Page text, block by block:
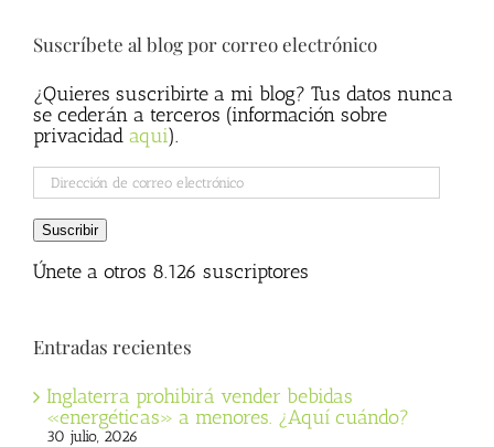
Suscríbete al blog por correo electrónico
¿Quieres suscribirte a mi blog? Tus datos nunca
se cederán a terceros (información sobre
privacidad aqui).
Dirección
de
correo
electrónico
Suscribir
Únete a otros 8.126 suscriptores
Entradas recientes
Inglaterra prohibirá vender bebidas
«energéticas» a menores. ¿Aquí cuándo?
30 julio, 2026